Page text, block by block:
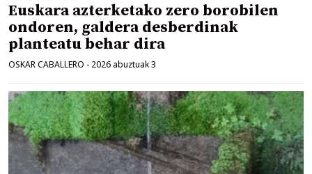
Euskara azterketako zero borobilen
ondoren, galdera desberdinak
planteatu behar dira
OSKAR CABALLERO - 2026 abuztuak 3